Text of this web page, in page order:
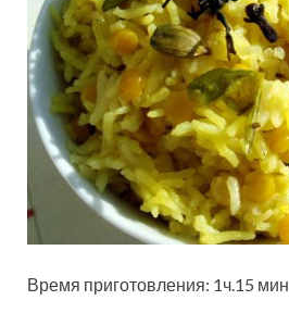
Время приготовления: 1ч.15 мин.